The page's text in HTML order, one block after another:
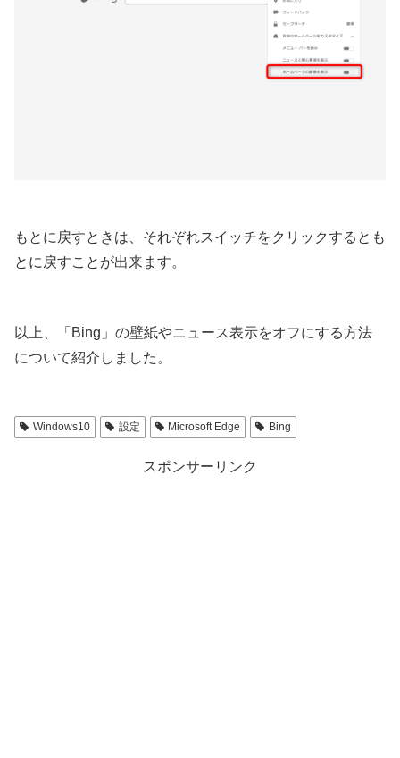
もとに戻すときは、それぞれスイッチをクリックするとも
とに戻すことが出来ます。
以上、「Bing」の壁紙やニュース表示をオフにする方法
について紹介しました。
Windows10 設定 Microsoft Edge Bing
スポンサーリンク